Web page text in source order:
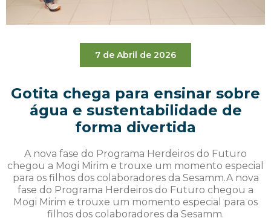
7 de Abril de 2026
Gotita chega para ensinar sobre
água e sustentabilidade de
forma divertida
A nova fase do Programa Herdeiros do Futuro
chegou a Mogi Mirim e trouxe um momento especial
para os filhos dos colaboradores da Sesamm.A nova
fase do Programa Herdeiros do Futuro chegou a
Mogi Mirim e trouxe um momento especial para os
filhos dos colaboradores da Sesamm.